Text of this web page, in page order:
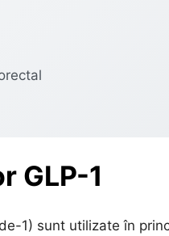
GLP-1
1) sunt utilizate în